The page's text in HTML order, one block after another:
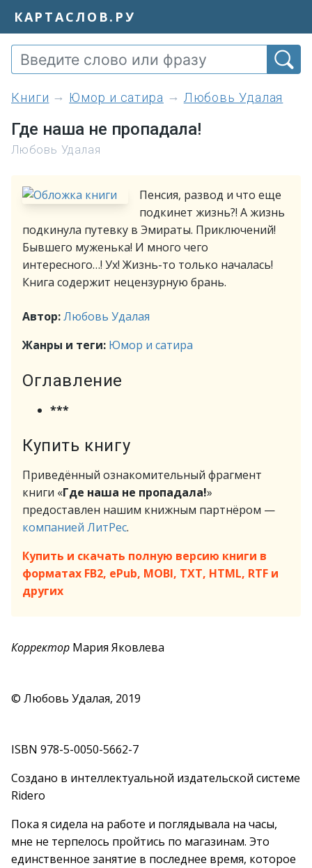
КАРТАСЛОВ.РУ
книги Юмор и сатира Любовь Удалая
Где наша не пропадала!
Любовь Удалая
Пенсия, развод и что еще
подкинет жизнь?! А жизнь
подкинула путевку в Эмираты. Приключений!
Бывшего муженька! И много чего
интересного…! Ух! Жизнь-то только началась!
Книга содержит нецензурную брань.
Автор:Любовь Удалая
Жанры и теги: Юмор и сатира
Оглавление
***
Купить книгу
Приведённый ознакомительный фрагмент
книги «Где наша не пропадала!»
предоставлен нашим книжным партнёром —
компанией ЛитРес.
Купить и скачать полную версию книги в
форматах FB2, ePub, MOBI, TXT, HTML, RTF и
других
Корректор Мария Яковлева
© Любовь Удалая, 2019
ISBN 978-5-0050-5662-7
Создано в интеллектуальной издательской системе
Ridero
Пока я сидела на работе и поглядывала на часы,
мне не терпелось пройтись по магазинам. Это
единственное занятие в последнее время, которое